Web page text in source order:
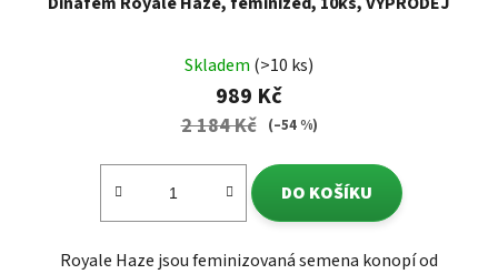
Skladem (>10 ks)
989 Kč
2 184 Kč (–54 %)
DO KOŠÍKU
Royale Haze jsou feminizovaná semena konopí od